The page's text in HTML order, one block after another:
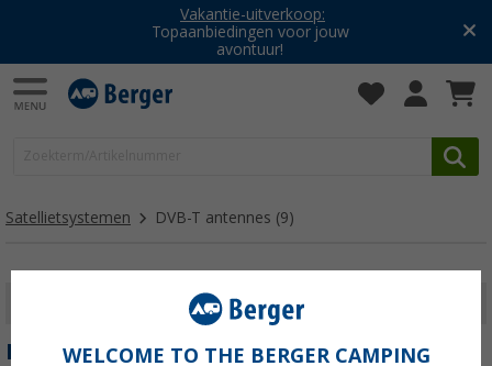
Vakantie-uitverkoop:
Topaanbiedingen voor jouw
avontuur!
Satellietsystemen DVB-T antennes (9)
FILTER WEERGEVEN
DVB-T ANTENNES
WELCOME TO THE BERGER CAMPING